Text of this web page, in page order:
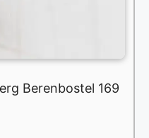
Berenbostel 169